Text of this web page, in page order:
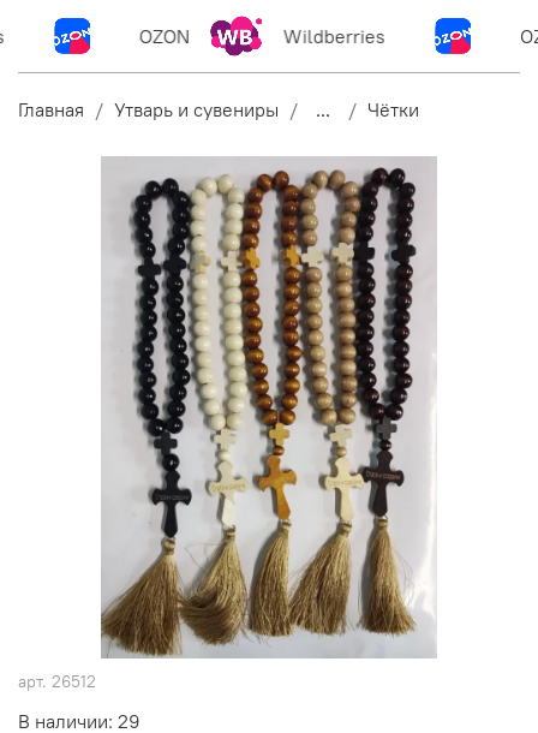
OZON Wildberries
Главная Утварь и сувениры ... Чётки
арт. 26512
В наличии: 29